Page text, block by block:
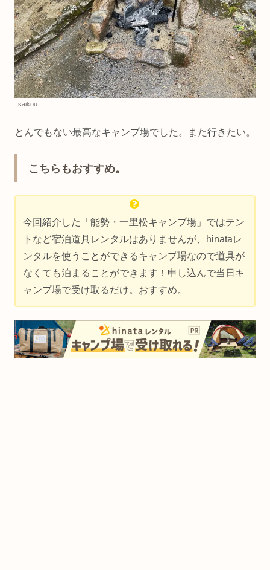
saikou
とんでもない最高なキャンプ場でした。また行きたい。
こちらもおすすめ。
今回紹介した「能勢・一里松キャンプ場」ではテン
トなど宿泊道具レンタルはありませんが、hinataレ
ンタルを使うことができるキャンプ場なので道具が
なくても泊まることができます！申し込んで当日キ
ャンプ場で受け取るだけ。おすすめ。